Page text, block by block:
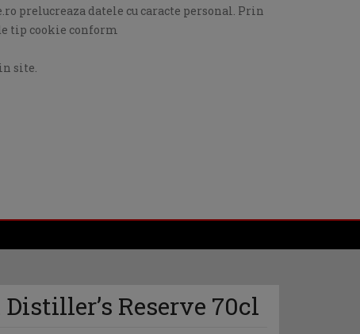
prelucreaza datele cu caracte personal. Prin
tip cookie conform
site.
Reserve 70cl